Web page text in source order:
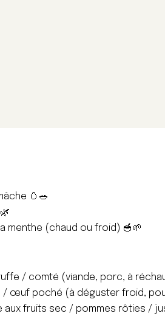
🥚🥗
menthe (chaud ou froid) 🥣🌱
/ comté (viande, porc, à
/ œuf poché (à déguster froid,
aux fruits sec / pommes rôties /